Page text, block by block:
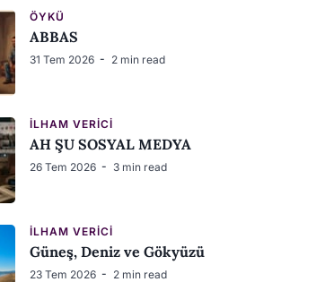
ÖYKÜ
ABBAS
31 Tem 2026 2 min read
İLHAM VERICI
AH ŞU SOSYAL MEDYA
26 Tem 2026 3 min read
İLHAM VERICI
Güneş, Deniz ve Gökyüzü
23 Tem 2026 2 min read